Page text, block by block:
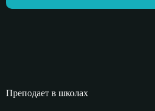
Преподает в школах